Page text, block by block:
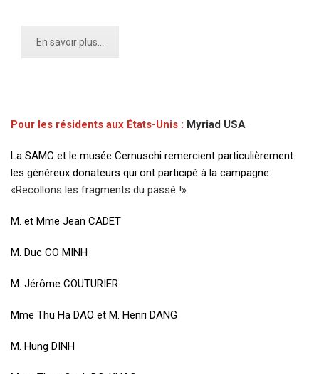
En savoir plus...
Pour les résidents aux États-Unis : Myriad USA
La SAMC et le musée Cernuschi remercient particulièrement
les généreux donateurs qui ont participé à la campagne
«Recollons les fragments du passé !».
M. et Mme Jean CADET
M. Duc CO MINH
M. Jérôme COUTURIER
Mme Thu Ha DAO et M. Henri DANG
M. Hung DINH